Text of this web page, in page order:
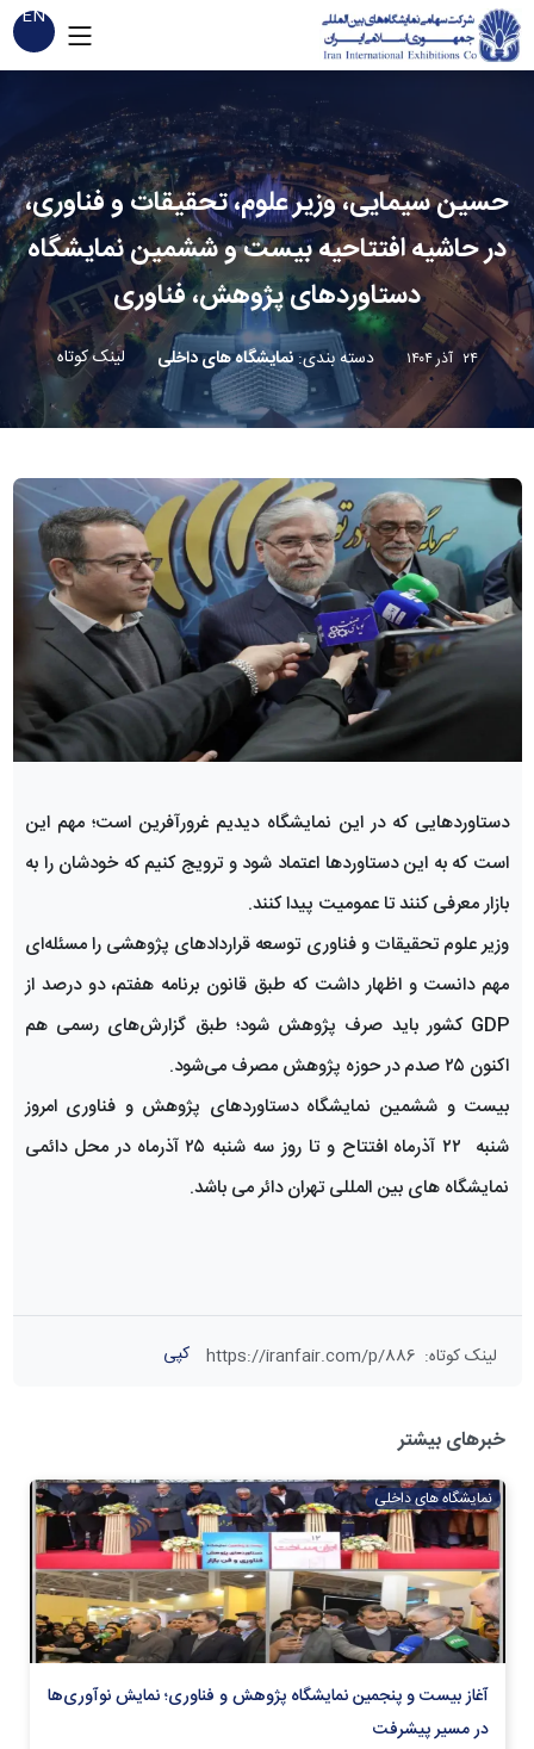
EN
حسین سیمایی، وزیر علوم، تحقیقات و فناوری،
در حاشیه افتتاحیه بیست و ششمین نمایشگاه
دستاوردهای پژوهش، فناوری
۲۴ آذر ۱۴۰۴ دسته بندی:نمایشگاه های داخلی لینک کوتاه
دستاوردهایی که در این نمایشگاه دیدیم غرورآفرین است؛ مهم این
است که به این دستاوردها اعتماد شود و ترویج کنیم که خودشان را به
بازار معرفی کنند تا عمومیت پیدا کنند.
وزیر علوم تحقیقات و فناوری توسعه قراردادهای پژوهشی را مسئله‌ای
مهم دانست و اظهار داشت که طبق قانون برنامه هفتم، دو درصد از
GDP کشور باید صرف پژوهش شود؛ طبق گزارش‌های رسمی هم
اکنون ۲۵ صدم در حوزه پژوهش مصرف می‌شود.
بیست و ششمین نمایشگاه دستاوردهای پژوهش و فناوری امروز
شنبه ۲۲ آذرماه افتتاح و تا روز سه شنبه ۲۵ آذرماه در محل دائمی
نمایشگاه های بین المللی تهران دائر می باشد.
لینک کوتاه:
https://iranfair.com/p/886 کپی
خبرهای بیشتر
نمایشگاه های داخلی
آغاز بیست و پنجمین نمایشگاه پژوهش و فناوری؛ نمایش نوآوری‌ها
در مسیر پیشرفت